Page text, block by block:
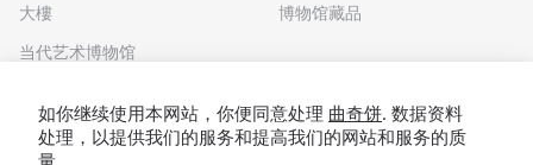
大樓
当代艺术博物馆
博物馆藏品
如你继续使用本网站，你便同意处理 曲奇饼. 数据资料
处理，以提供我们的服务和提高我们的网站和服务的质